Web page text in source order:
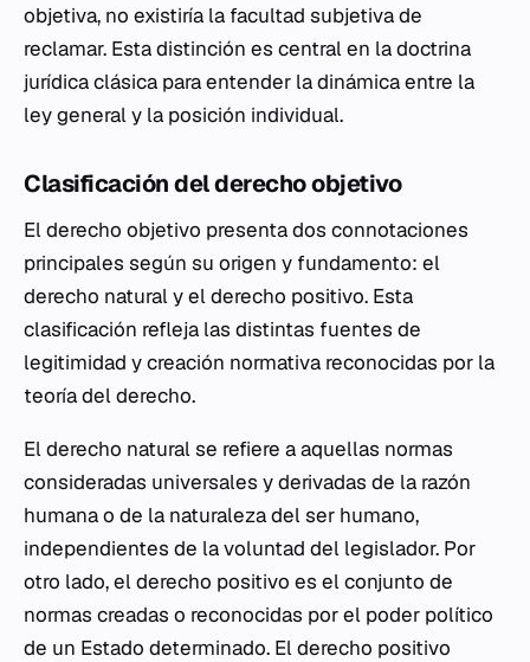
objetiva, no existiría la facultad subjetiva de
reclamar. Esta distinción es central en la doctrina
jurídica clásica para entender la dinámica entre la
ley general y la posición individual.
Clasificación del derecho objetivo
El derecho objetivo presenta dos connotaciones
principales según su origen y fundamento: el
derecho natural y el derecho positivo. Esta
clasificación refleja las distintas fuentes de
legitimidad y creación normativa reconocidas por la
teoría del derecho.
El derecho natural se refiere a aquellas normas
consideradas universales y derivadas de la razón
humana o de la naturaleza del ser humano,
independientes de la voluntad del legislador. Por
otro lado, el derecho positivo es el conjunto de
normas creadas o reconocidas por el poder político
de un Estado determinado. El derecho positivo